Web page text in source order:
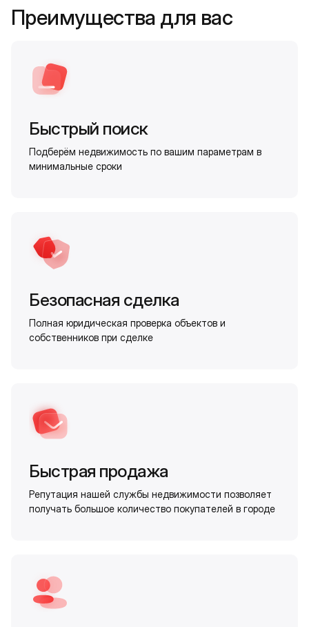
Преимущества для вас
Быстрый поиск
Подберём недвижимость по вашим параметрам в
минимальные сроки
Безопасная сделка
Полная юридическая проверка объектов и
собственников при сделке
Быстрая продажа
Репутация нашей службы недвижимости позволяет
получать большое количество покупателей в городе